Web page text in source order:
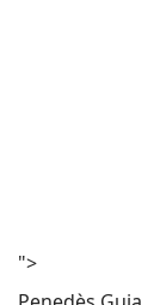
">